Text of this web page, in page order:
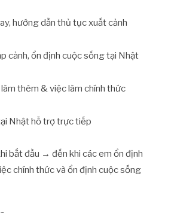
hướng dẫn thủ tục xuất cảnh
cảnh, ổn định cuộc sống tại Nhật
thêm & việc làm chính thức
Nhật hỗ trợ trực tiếp
bắt đầu → đến khi các em ổn định
chính thức và ổn định cuộc sống